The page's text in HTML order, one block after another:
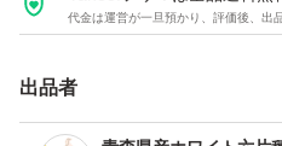
も異なりますので完全にお応
ております。
代金は運営が一旦預かり、評価後、出
出品者